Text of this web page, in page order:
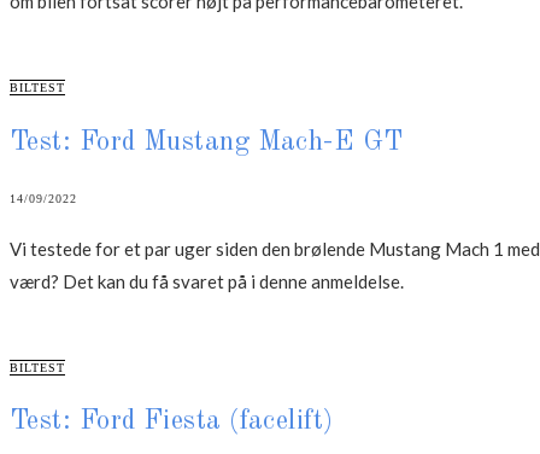
CATEGORIES
BILTEST
Test: Ford Mustang Mach-E GT
14/09/2022
Vi testede for et par uger siden den brølende Mustang Mach 1
værd? Det kan du få svaret på i denne anmeldelse.
CATEGORIES
BILTEST
Test: Ford Fiesta (facelift)